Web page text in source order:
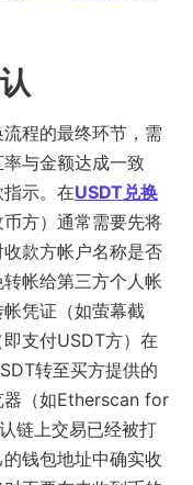
程的最终环节，需
与金额达成一致
示。在USDT兑换
方）通常需要先将
款方帐户名称是否
帐给第三方个人帐
凭证（如萤幕截
支付USDT方）在
转至买方提供的
器（如Etherscan for
链上交易已经被打
钱包地址中确实收